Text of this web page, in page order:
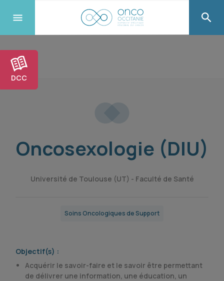
DCC
Oncosexologie (DIU)
Université de Toulouse (UT) - Faculté de Santé
Soins Oncologiques de Support
Objectif(s) :
Acquérir le savoir-faire et le savoir être permettant
de délivrer une information, une éducation, un